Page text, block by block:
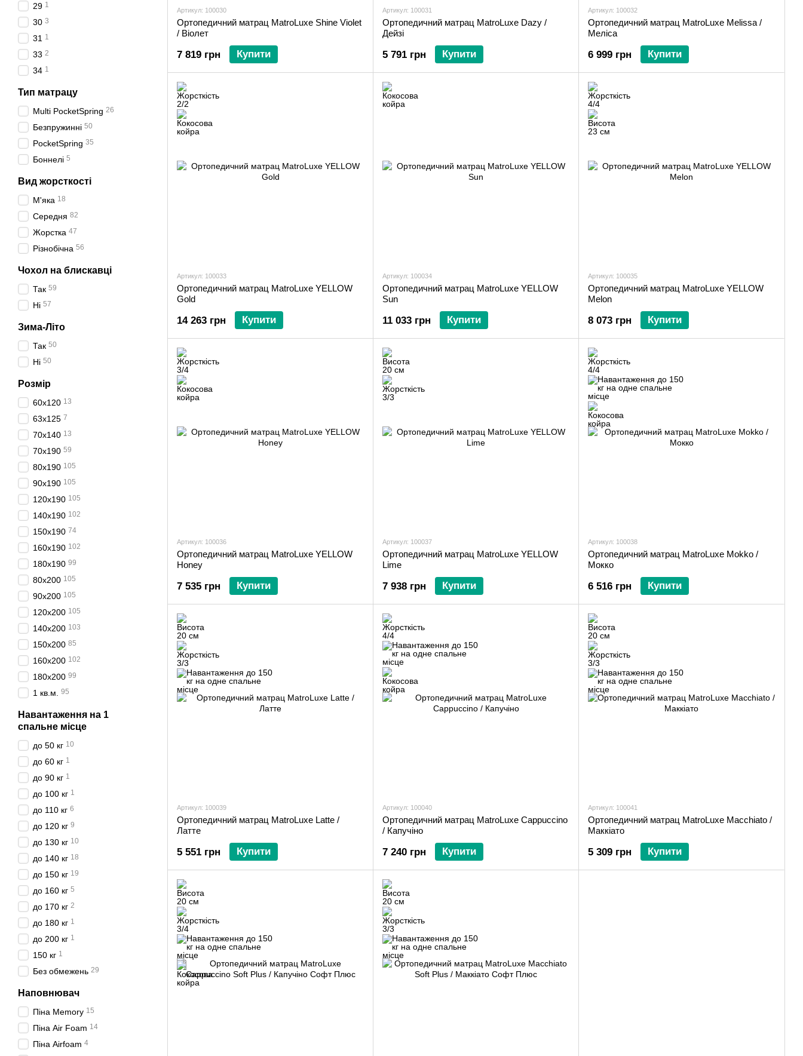
Артикул: 100030
Ортопедичний матрац MatroLuxe Shine Violet
/ Віолет
7 819 грн Купити
Артикул: 100031
Ортопедичний матрац MatroLuxe Dazy /
Дейзі
5 791 грн Купити
Артикул: 100032
Ортопедичний матрац MatroLuxe Melissa /
Меліса
6 999 грн Купити
Артикул: 100033
Ортопедичний матрац MatroLuxe YELLOW
Gold
14 263 грн Купити
Артикул: 100034
Ортопедичний матрац MatroLuxe YELLOW
Sun
11 033 грн Купити
Артикул: 100035
Ортопедичний матрац MatroLuxe YELLOW
Melon
8 073 грн Купити
Артикул: 100036
Ортопедичний матрац MatroLuxe YELLOW
Honey
7 535 грн Купити
Артикул: 100037
Ортопедичний матрац MatroLuxe YELLOW
Lime
7 938 грн Купити
Артикул: 100038
Ортопедичний матрац MatroLuxe Mokko /
Мокко
6 516 грн Купити
Артикул: 100039
Ортопедичний матрац MatroLuxe Latte /
Латте
5 551 грн Купити
Артикул: 100040
Ортопедичний матрац MatroLuxe Cappuccino
/ Капучіно
7 240 грн Купити
Артикул: 100041
Ортопедичний матрац MatroLuxe Macchiato /
Маккіато
5 309 грн Купити
29 1
30 3
31 1
33 2
34 1
Тип матрацу
Multi PocketSpring 26
Безпружинні 50
PocketSpring 35
Боннелі 5
Вид жорсткості
М'яка 18
Середня 82
Жорстка 47
Різнобічна 56
Чохол на блискавці
Так 59
Ні 57
Зима-Літо
Так 50
Ні 50
Розмір
60х120 13
63х125 7
70х140 13
70х190 59
80х190 105
90х190 105
120х190 105
140х190 102
150х190 74
160х190 102
180х190 99
80х200 105
90х200 105
120х200 105
140х200 103
150х200 85
160х200 102
180х200 99
1 кв.м. 95
Навантаження на 1
спальне місце
до 50 кг 10
до 60 кг 1
до 90 кг 1
до 100 кг 1
до 110 кг 6
до 120 кг 9
до 130 кг 10
до 140 кг 18
до 150 кг 19
до 160 кг 5
до 170 кг 2
до 180 кг 1
до 200 кг 1
150 кг 1
Без обмежень 29
Наповнювач
Піна Memory 15
Піна Air Foam 14
Піна Airfoam 4